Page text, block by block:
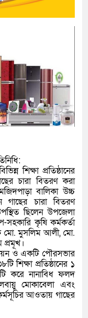
শিক্ষা প্রতিষ্ঠানের
চারা বিতরণ করা
বালিকা উচ্চ
গাছের চারা বিতরণ
ছিলেন উপজেলা
কৃষি কর্মকর্তা
মো. মুসলিম আলী, মো.
ও একটি পৌরসভার
শিক্ষা প্রতিষ্ঠানের ১
করে নানাবিধ ফলদ
মোকাবেলা এবং
আওতায় গাছের